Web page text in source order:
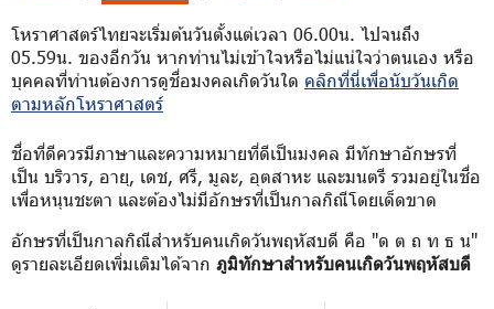
โหราศาสตร์ไทยจะเริ่มต้นวันตั้งแต่เวลา 06.00น. ไปจนถึง
05.59น. ของอีกวัน หากท่านไม่เข้าใจหรือไม่แน่ใจว่าตนเอง หรือ
บุคคลที่ท่านต้องการดูชื่อมงคลเกิดวันใด คลิกที่นี่เพื่อนับวันเกิด
ตามหลักโหราศาสตร์
ชื่อที่ดีควรมีภาษาและความหมายที่ดีเป็นมงคล มีทักษาอักษรที่
เป็น บริวาร, อายุ, เดช, ศรี, มูละ, อุตสาหะ และมนตรี รวมอยู่ในชื่อ
เพื่อหนุนชะตา และต้องไม่มีอักษรที่เป็นกาลกิณีโดยเด็ดขาด
อักษรที่เป็นกาลกิณีสำหรับคนเกิดวันพฤหัสบดี คือ "ด ต ถ ท ธ น"
ดูรายละเอียดเพิ่มเติมได้จาก ภูมิทักษาสำหรับคนเกิดวันพฤหัสบดี